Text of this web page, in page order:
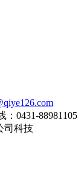
：0431-88981105
司科技